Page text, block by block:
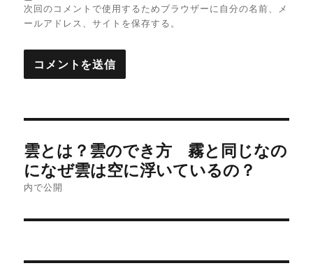
次回のコメントで使用するためブラウザーに自分の名前、メ
ールアドレス、サイトを保存する。
稿
ナ
ビ
雲とは？雲のでき方 霧と同じなの
になぜ雲は空に浮いているの？
内で公開